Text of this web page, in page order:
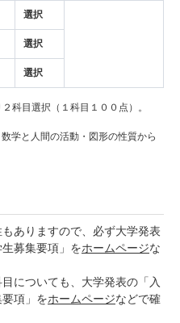
選択
選択
選択
科目選択（１科目１００点）。
学と人間の活動・図形の性質から
ありますので、必ず大学発表
募集要項」をホームページな
についても、大学発表の「入
項」をホームページなどで確